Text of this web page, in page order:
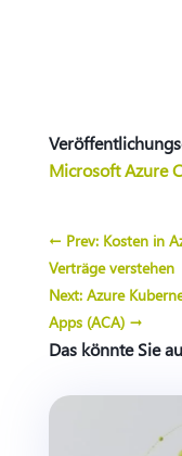
Microsoft Azure
← Prev: Kosten in
Verträge verstehen
Next: Azure
Apps (ACA)→
Das könnte Sie